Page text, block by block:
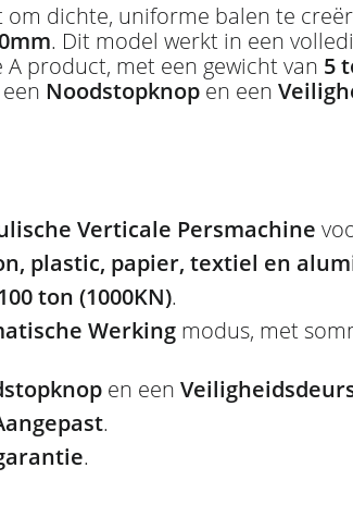
om dichte, uniforme balen te
. Dit model werkt in een
product, met een gewicht van 5
Noodstopknop en een
Verticale Persmachine
plastic, papier, textiel en
ton (1000KN).
Werking modus, met
en een
.
.